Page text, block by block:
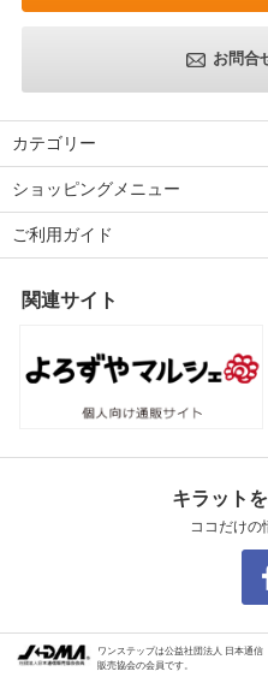
お問合
カテゴリー
ショッピングメニュー
ご利用ガイド
関連サイト
キラット
ココだけの
ワンステップは公益社団法人 日本通信
販売協会の会員です。